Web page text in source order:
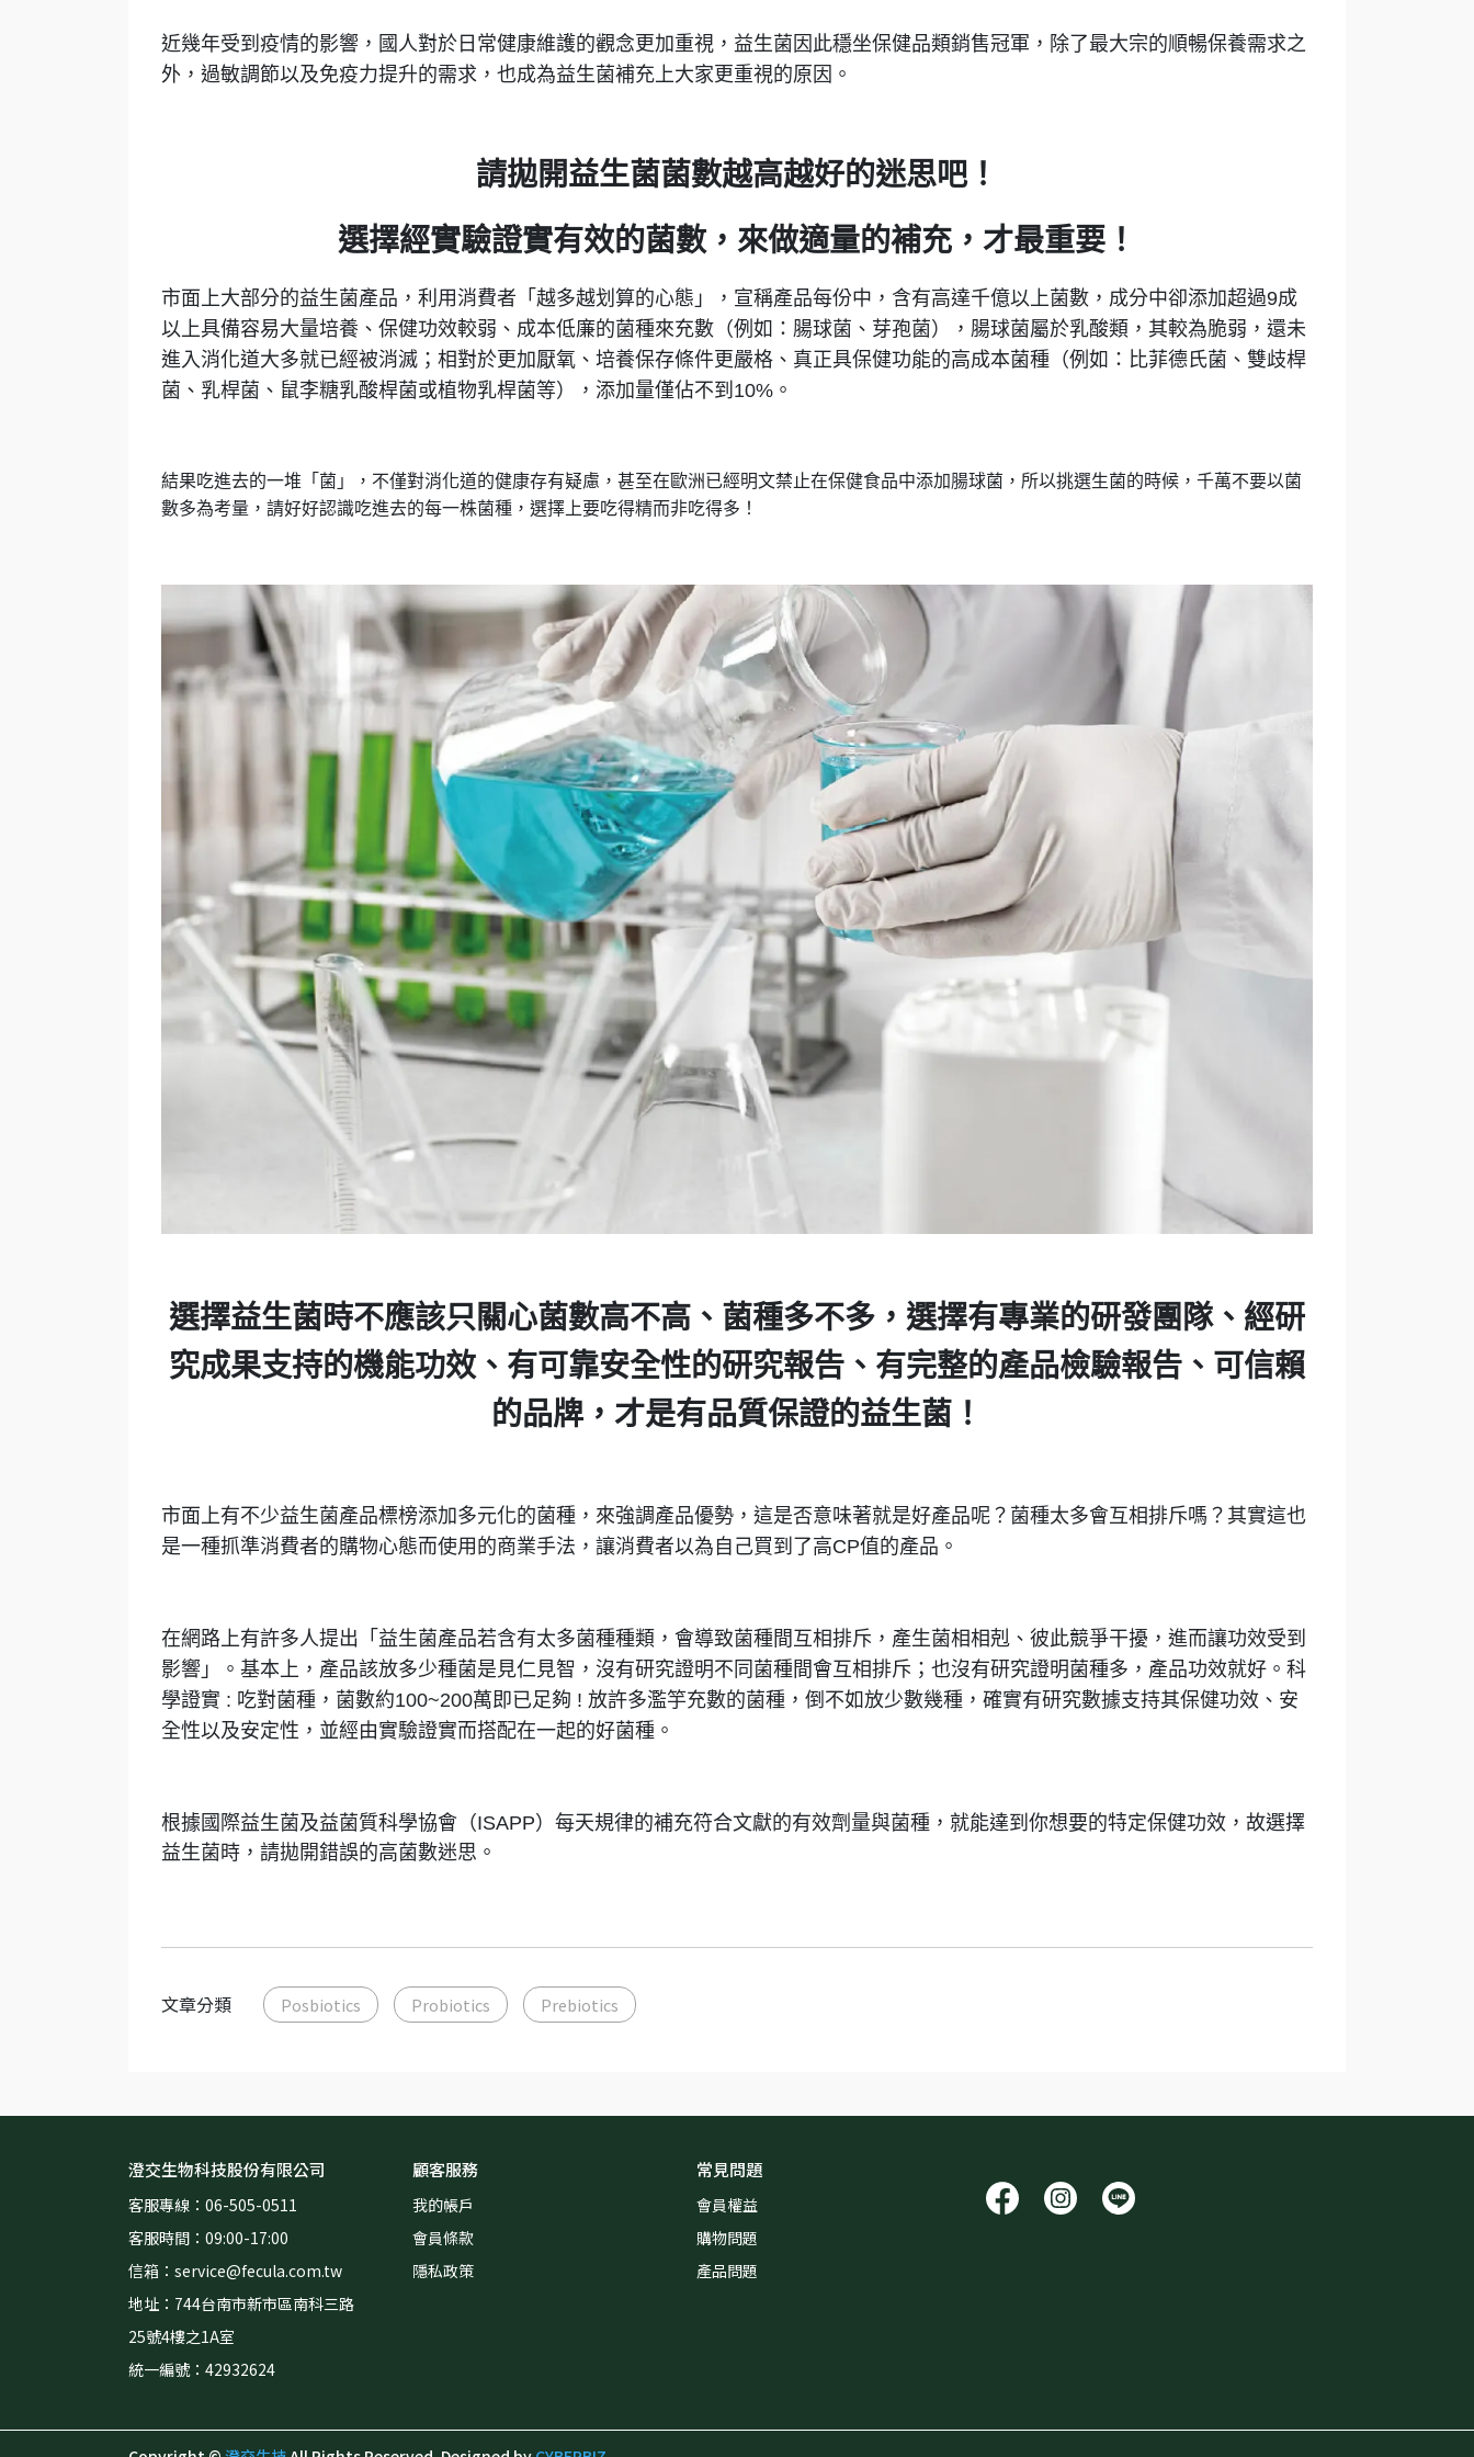
近幾年受到疫情的影響，國人對於日常健康維護的觀念更加重視，益生菌因此穩坐保健品類銷售冠軍，除了最大宗的順暢保養需求之
外，過敏調節以及免疫力提升的需求，也成為益生菌補充上大家更重視的原因。
請拋開益生菌菌數越高越好的迷思吧！
選擇經實驗證實有效的菌數，來做適量的補充，才最重要！
市面上大部分的益生菌產品，利用消費者「越多越划算的心態」，宣稱產品每份中，含有高達千億以上菌數，成分中卻添加超過9成
以上具備容易大量培養、保健功效較弱、成本低廉的菌種來充數（例如：腸球菌、芽孢菌），腸球菌屬於乳酸類，其較為脆弱，還未
進入消化道大多就已經被消滅；相對於更加厭氧、培養保存條件更嚴格、真正具保健功能的高成本菌種（例如：比菲德氏菌、雙歧桿
菌、乳桿菌、鼠李糖乳酸桿菌或植物乳桿菌等），添加量僅佔不到10%。
結果吃進去的一堆「菌」，不僅對消化道的健康存有疑慮，甚至在歐洲已經明文禁止在保健食品中添加腸球菌，所以挑選生菌的時候，千萬不要以菌
數多為考量，請好好認識吃進去的每一株菌種，選擇上要吃得精而非吃得多！
選擇益生菌時不應該只關心菌數高不高、菌種多不多， 選擇有專業的研發團隊、經研
究成果支持的機能功效、有可靠安全性的研究報告、有完整的產品檢驗報告、可信賴
的品牌，才是有品質保證的益生菌！
市面上有不少益生菌產品標榜添加多元化的菌種，來強調產品優勢，這是否意味著就是好產品呢？菌種太多會互相排斥嗎？其實這也
是一種抓準消費者的購物心態而使用的商業手法，讓消費者以為自己買到了高CP值的產品。
在網路上有許多人提出「益生菌產品若含有太多菌種種類，會導致菌種間互相排斥，產生菌相相剋、彼此競爭干擾，進而讓功效受到
影響」。基本上，產品該放多少種菌是見仁見智，沒有研究證明不同菌種間會互相排斥；也沒有研究證明菌種多，產品功效就好。科
學證實 : 吃對菌種，菌數約100~200萬即已足夠 ! 放許多濫竽充數的菌種，倒不如放少數幾種，確實有研究數據支持其保健功效、安
全性以及安定性，並經由實驗證實而搭配在一起的好菌種。
根據國際益生菌及益菌質科學協會（ISAPP）每天規律的補充符合文獻的有效劑量與菌種，就能達到你想要的特定保健功效，故選擇
益生菌時，請拋開錯誤的高菌數迷思。
文章分類 Posbiotics Probiotics Prebiotics
澄交生物科技股份有限公司
客服專線：06-505-0511
客服時間：09:00-17:00
信箱：service@fecula.com.tw
地址：744台南市新市區南科三路
25號4樓之1A室
統一編號：42932624
顧客服務
我的帳戶
會員條款
隱私政策
常見問題
會員權益
購物問題
產品問題